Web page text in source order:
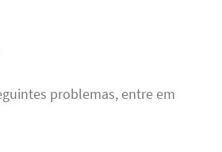
problemas, entre em